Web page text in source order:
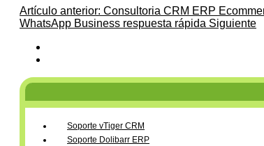
Artículo anterior: Consultoria CRM ERP
WhatsApp Business respuesta rápida Siguiente
Soporte vTiger CRM
Soporte Dolibarr ERP